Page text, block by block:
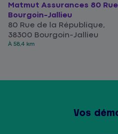
Matmut Assurances 80
Bourgoin-Jallieu
80 Rue de la République,
38300 Bourgoin-Jallieu
À 58,4 km
Vos